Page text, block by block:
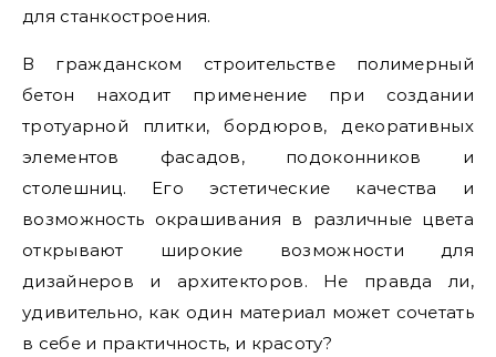
для станкостроения.
В гражданском строительстве полимерный
бетон находит применение при создании
тротуарной плитки, бордюров, декоративных
элементов фасадов, подоконников и
столешниц. Его эстетические качества и
возможность окрашивания в различные цвета
открывают широкие возможности для
дизайнеров и архитекторов. Не правда ли,
удивительно, как один материал может сочетать
в себе и практичность, и красоту?